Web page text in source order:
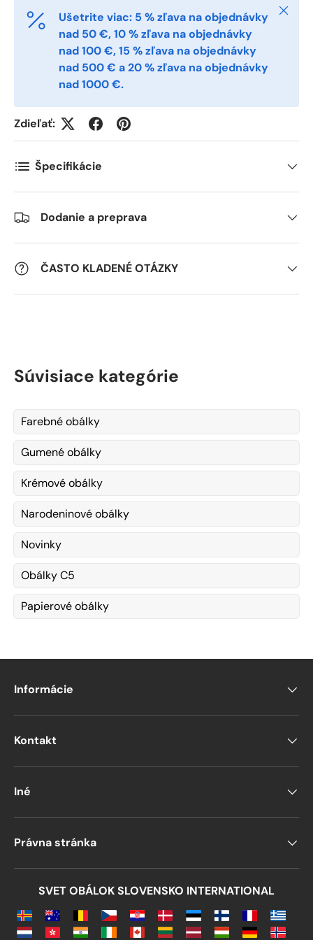
Postnummer *
Antall *
Kommentarer
Ušetrite viac: 5 % zľava na objednávky
nad 50 €, 10 % zľava na objednávky
nad 100 €, 15 % zľava na objednávky
nad 500 € a 20 % zľava na objednávky
nad 1000 €.
Zdieľať:
Špecifikácie
Dodanie a preprava
ČASTO KLADENÉ OTÁZKY
Súvisiace kategórie
Farebné obálky
Gumené obálky
Krémové obálky
Narodeninové obálky
Novinky
Obálky C5
Papierové obálky
Informácie
Kontakt
Iné
Právna stránka
SVET OBÁLOK SLOVENSKO INTERNATIONAL